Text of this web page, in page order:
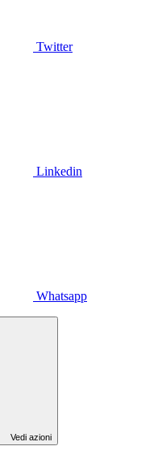
Twitter
Linkedin
Whatsapp
Vedi azioni